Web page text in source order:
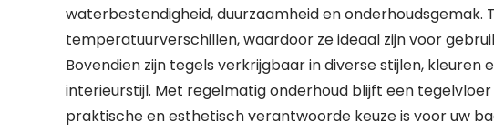
waterbestendigheid, duurzaamheid en
temperatuurverschillen, waardoor ze ideaal zijn voor
Bovendien zijn tegels verkrijgbaar in diverse stijlen,
interieurstijl. Met regelmatig onderhoud blijft een
praktische en esthetisch verantwoorde keuze is voor uw